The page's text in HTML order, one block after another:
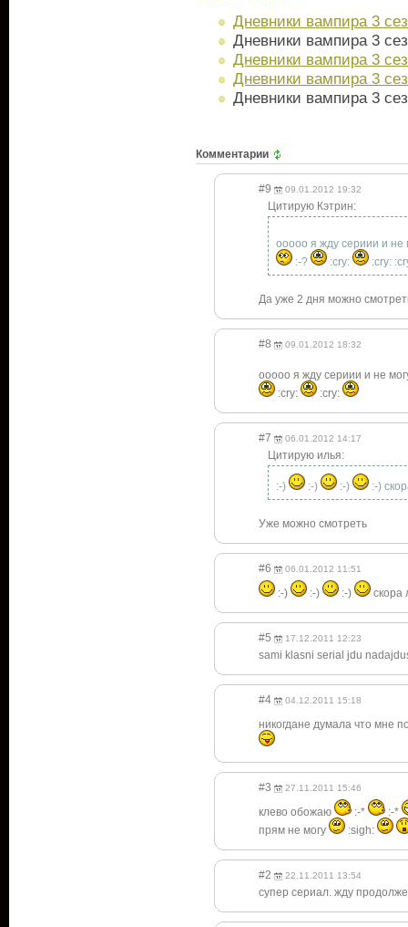
Дневники вампира 3
Дневники вампира 3
Дневники вампира 3
Дневники вампира 3
Дневники вампира 3
Комментарии
#9 09.01.2012 19:32
Цитирую Кэтрин:
ооооо я жду сериии и не
:-?
:cry: :cry:
Да уже 2 дня можно
#8 09.01.2012 18:32
ооооо я жду сериии и не
:cry:
:cry:
#7 06.01.2012 14:17
Цитирую илья:
:-) :-) :-) :-)
Уже можно смотреть
#6 06.01.2012 11:51
:-) :-) :-) скора
#5 17.12.2011 12:23
sami klasni serial jdu
#4 04.12.2011 15:18
никогдане думала что мне
#3 27.11.2011 15:46
клево обожаю :-*
:-*
прям не могу
:sigh:
#2 22.11.2011 13:54
супер сериал. жду